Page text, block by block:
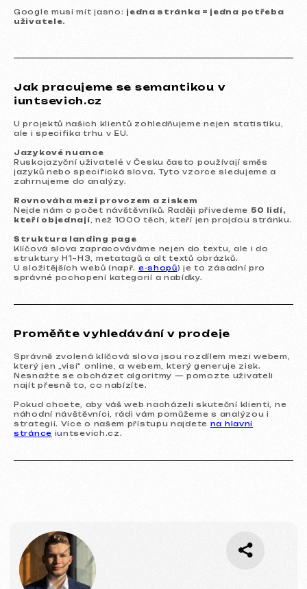
Google musí mít jasno: jedna stránka = jedna potřeba
uživatele.
Jak pracujeme se semantikou v
iuntsevich.cz
U projektů našich klientů zohledňujeme nejen statistiku,
ale i specifika trhu v EU.
Jazykové nuance
Ruskojazyční uživatelé v Česku často používají směs
jazyků nebo specifická slova. Tyto vzorce sledujeme a
zahrnujeme do analýzy.
Rovnováha mezi provozem a ziskem
Nejde nám o počet návštěvníků. Raději přivedeme 50 lidí,
kteří objednají , než 1000 těch, kteří jen projdou stránku.
Struktura landing page
Klíčová slova zapracováváme nejen do textu, ale i do
struktury H1–H3, metatagů a alt textů obrázků.
U složitějších webů (např. e-shopů) je to zásadní pro
správné pochopení kategorií a nabídky.
Proměňte vyhledávání v prodeje
Správně zvolená klíčová slova jsou rozdílem mezi webem,
který jen „visí“ online, a webem, který generuje zisk.
Nesnažte se obcházet algoritmy — pomozte uživateli
najít přesně to, co nabízíte.
Pokud chcete, aby váš web nacházeli skuteční klienti, ne
náhodní návštěvníci, rádi vám pomůžeme s analýzou i
strategií. Více o našem přístupu najdete na hlavní
stránce iuntsevich.cz.
Autor:Valentin iuntsevich(linkedin )
Zakladatel marketingové agentury
Ohodnoťte článek
Otázky a odpovědi
Možná zde najdete svou odpověď.